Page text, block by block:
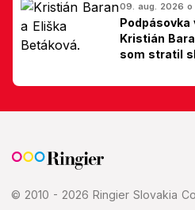
09. aug. 2026 o
Kristián
som stratil
© 2010 - 2026 Ringier Slovakia